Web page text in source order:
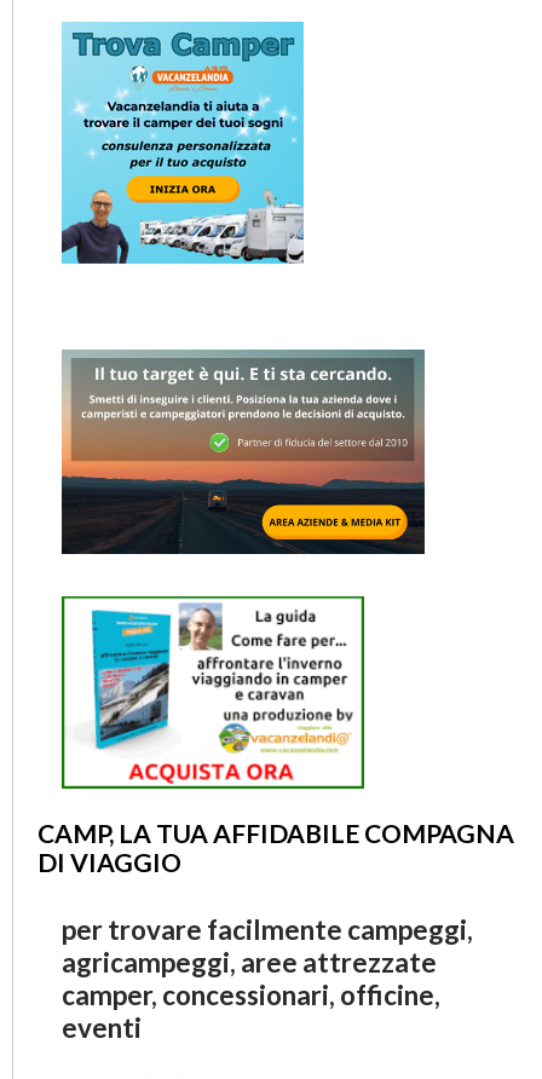
CAMP, LA TUA AFFIDABILE COMPAGNA
DI VIAGGIO
per trovare facilmente campeggi,
agricampeggi, aree attrezzate
camper, concessionari, officine,
eventi